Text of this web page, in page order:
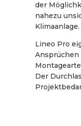
der
nahezu
Klimaanlage.
Lineo Pro
Ansprüchen
Der